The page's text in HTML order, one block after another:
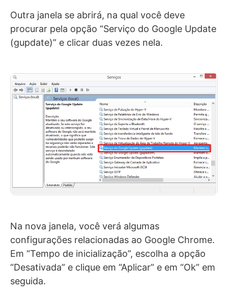
Outra janela se abrirá, na qual você deve
procurar pela opção “Serviço do Google Update
(gupdate)” e clicar duas vezes nela.
Na nova janela, você verá algumas
configurações relacionadas ao Google Chrome.
Em “Tempo de inicialização”, escolha a opção
“Desativada” e clique em “Aplicar” e em “Ok” em
seguida.